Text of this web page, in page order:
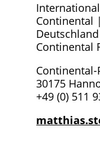
Continental
Deutschland
Continental
Continental-
30175
+49 (0) 511